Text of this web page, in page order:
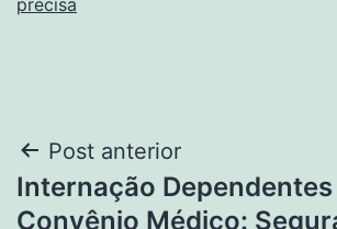
Navegação
de
Post anterior
Internação
Convênio Médico: